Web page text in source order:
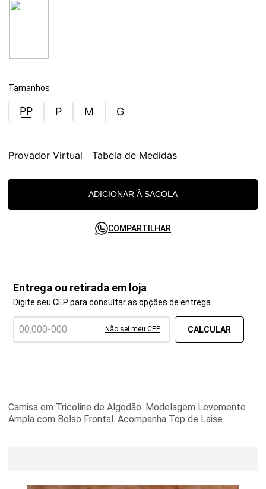
Tamanhos
PP P M G
Provador Virtual Tabela de Medidas
ADICIONAR À SACOLA
COMPARTILHAR
Entrega ou retirada em loja
Digite seu CEP para consultar as opções de entrega
Não sei meu CEP
Camisa em Tricoline de Algodão. Modelagem Levemente
Ampla com Bolso Frontal. Acompanha Top de Laise